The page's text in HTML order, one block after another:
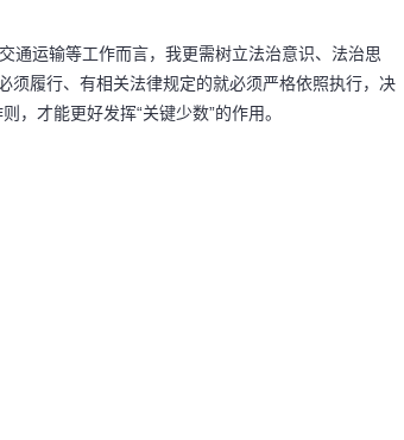
通运输等工作而言，我更需树立法治意识、法治思
须履行、有相关法律规定的就必须严格依照执行，决
，才能更好发挥“关键少数”的作用。